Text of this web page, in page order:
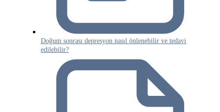
Doğum sonrası depresyon nasıl önlenebilir ve tedavi
edilebilir?